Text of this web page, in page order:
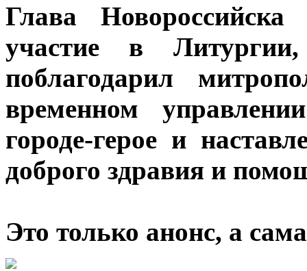
Глава
участие в
поблагодарил
временном
городе-герое и
доброго здравия и
Это только анонс, а